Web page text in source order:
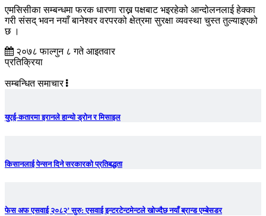
एमसिसीका सम्बन्धमा फरक धारणा राख्न पक्षबाट भइरहेको आन्दोलनलाई हेक्का
गरी संसद् भवन नयाँ बानेश्वर वरपरको क्षेत्रमा सुरक्षा व्यवस्था चुस्त तुल्याइएको
छ ।
२०७८ फाल्गुन ८ गते आइतवार
प्रतिक्रिया
सम्बन्धित समाचार
युएई-कतारमा इरानले हान्यो ड्रोन र मिसाइल
किसानलाई पेन्सन दिने सरकारको प्रतिबद्धता
फेस अफ एसवाई २०८२’ सुरु: एसवाई इन्टरटेन्टमेन्टले खोज्दैछ नयाँ ब्रान्ड एम्बेसडर